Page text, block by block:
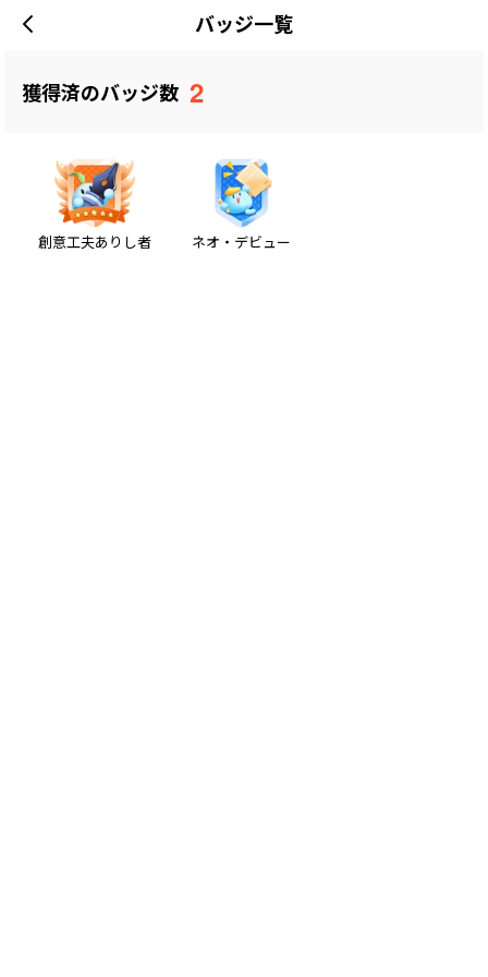
バッジ一覧
獲得済のバッジ数 2
創意工夫ありし者 ネオ・デビュー